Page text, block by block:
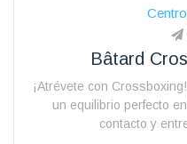
Bâtard
¡Atrévete con
un equilibrio perfecto
contacto y